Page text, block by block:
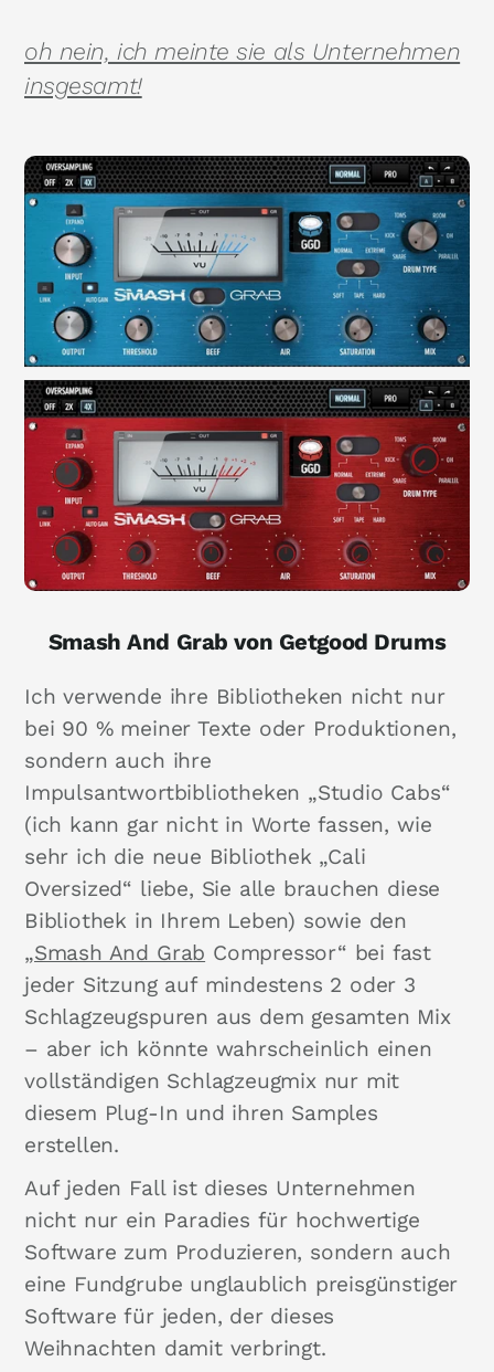
oh nein, ich meinte sie als Unternehmen
insgesamt!
Smash And Grab von Getgood Drums
Ich verwende ihre Bibliotheken nicht nur
bei 90 % meiner Texte oder Produktionen,
sondern auch ihre
Impulsantwortbibliotheken „Studio Cabs“
(ich kann gar nicht in Worte fassen, wie
sehr ich die neue Bibliothek „Cali
Oversized“ liebe, Sie alle brauchen diese
Bibliothek in Ihrem Leben) sowie den
„Smash And Grab Compressor“ bei fast
jeder Sitzung auf mindestens 2 oder 3
Schlagzeugspuren aus dem gesamten Mix
– aber ich könnte wahrscheinlich einen
vollständigen Schlagzeugmix nur mit
diesem Plug-In und ihren Samples
erstellen.
Auf jeden Fall ist dieses Unternehmen
nicht nur ein Paradies für hochwertige
Software zum Produzieren, sondern auch
eine Fundgrube unglaublich preisgünstiger
Software für jeden, der dieses
Weihnachten damit verbringt.